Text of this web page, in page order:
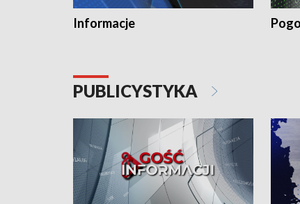
Informacje
PUBLICYSTYKA